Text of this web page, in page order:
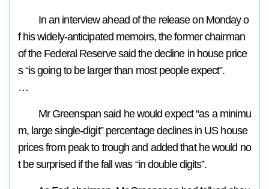
In an interview ahead of the release on Monday o
f his widely-anticipated memoirs, the former chairman
of the Federal Reserve said the decline in house price
s “is going to be larger than most people expect”.
…
Mr Greenspan said he would expect “as a minimu
m, large single-digit” percentage declines in US house
prices from peak to trough and added that he would no
t be surprised if the fall was “in double digits”.